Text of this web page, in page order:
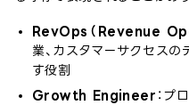
RevOps（Revenue
業、カスタマーサクセス
す役割
Growth Engineer ：プ